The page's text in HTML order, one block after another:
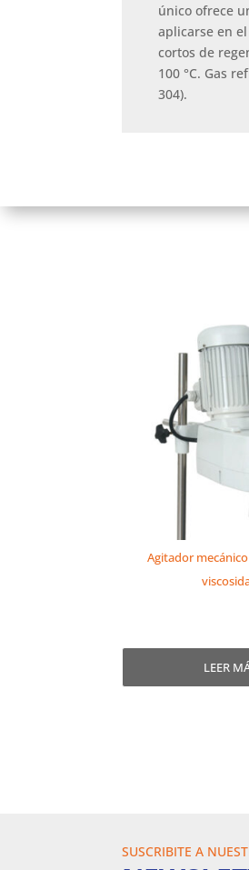
único ofrece
aplicarse en
cortos de
100 °C. Gas
304).
Agitador
LEER
SUSCRIBITE A